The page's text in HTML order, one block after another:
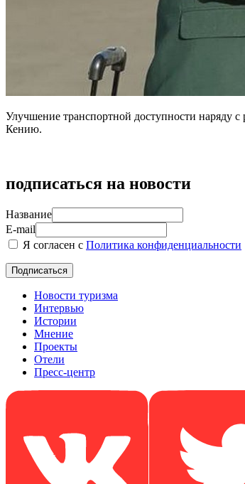
Улучшение транспортной доступности наряду
Кению.
подписаться на новости
Название
E-mail
Я согласен с Политика конфиденциальности
Новости туризма
Интервью
Истории
Мнение
Проекты
Отели
Пресс-центр